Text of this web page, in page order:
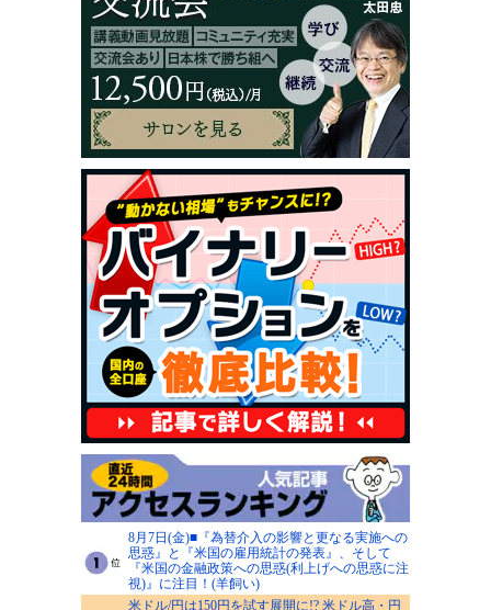
8月7日(金)■『為替介入の影響と更なる実施への
思惑』と『米国の雇用統計の発表』、そして
『米国の金融政策への思惑(利上げへの思惑に注
視)』に注目！(羊飼い)
米ドル/円は150円を試す展開に!? 米ドル高・円